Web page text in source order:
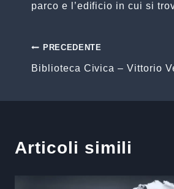
parco e l’edificio in cui si
Navigazione
articoli
PRECEDENTE
Biblioteca Civica – Vittorio
Articoli simili